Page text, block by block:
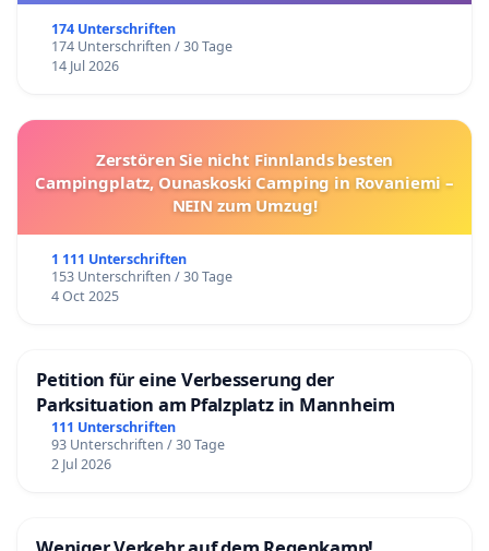
174 Unterschriften
174 Unterschriften / 30 Tage
14 Jul 2026
Zerstören Sie nicht Finnlands besten
Campingplatz, Ounaskoski Camping in Rovaniemi –
NEIN zum Umzug!
1 111 Unterschriften
153 Unterschriften / 30 Tage
4 Oct 2025
Petition für eine Verbesserung der
Parksituation am Pfalzplatz in Mannheim
111 Unterschriften
93 Unterschriften / 30 Tage
2 Jul 2026